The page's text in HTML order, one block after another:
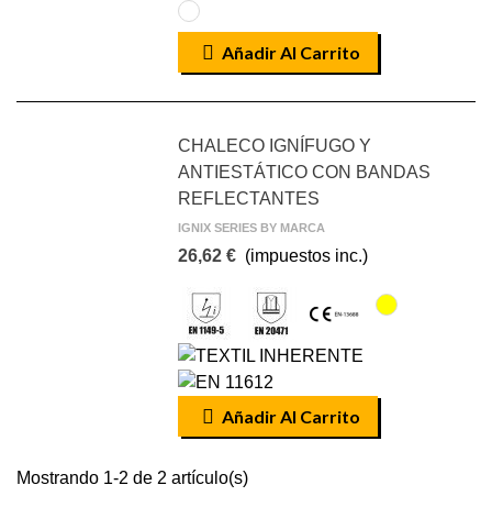
AMARILLO
FLÚOR-
AZUL
MARINO
Añadir Al Carrito
CHALECO IGNÍFUGO Y
ANTIESTÁTICO CON BANDAS
REFLECTANTES
IGNIX SERIES BY MARCA
26,62 € (impuestos inc.)
AMARILLO
Añadir Al Carrito
Mostrando 1-2 de 2 artículo(s)